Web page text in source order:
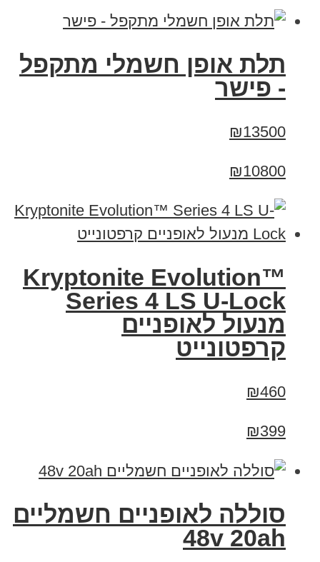
תלת אופן חשמלי מתקפל
- פישר
₪13500
₪10800
Kryptonite Evolution™
Series 4 LS U-Lock
מנעול לאופניים
קרפטונייט
₪460
₪399
סוללה לאופניים חשמליים
48v 20ah